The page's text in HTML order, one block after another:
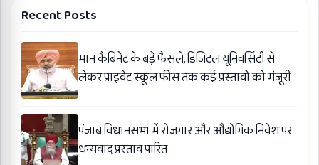
Recent Posts
मान कैबिनेट के बड़े फैसले, डिजिटल यूनिवर्सिटी से
लेकर प्राइवेट स्कूल फीस तक कई प्रस्तावों को मंजूरी
पंजाब विधानसभा में रोजगार और औद्योगिक निवेश पर
धन्यवाद प्रस्ताव पारित